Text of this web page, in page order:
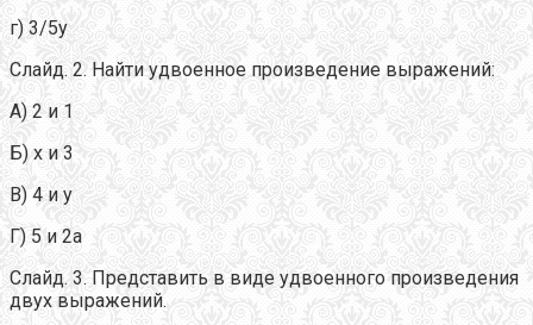
г) 3/5у
Слайд. 2. Найти удвоенное произведение выражений:
А) 2 и 1
Б) х и 3
В) 4 и у
Г) 5 и 2а
Слайд. 3. Представить в виде удвоенного произведения
двух выражений.